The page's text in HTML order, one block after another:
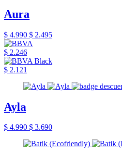
Aura
$ 4.990 $ 2.495
$ 2.246
$ 2.121
Ayla
$ 4.990 $ 3.690